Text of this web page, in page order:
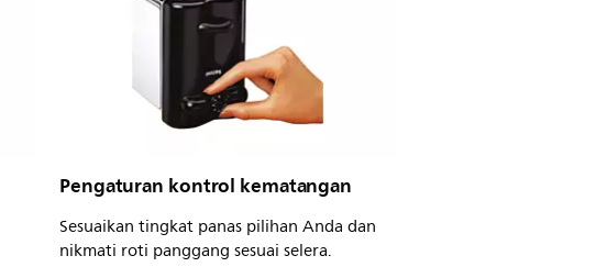
Pengaturan kontrol kematangan
Sesuaikan tingkat panas pilihan Anda dan
nikmati roti panggang sesuai selera.